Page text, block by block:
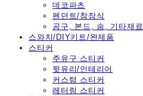
데코파츠
펜던트/참장식
공구, 본드, 솜, 기타재료
스와치/DIY키트/완제품
스티커
주유구 스티커
뒷유리/인테리어
커스텀 스티커
레터링 스티커